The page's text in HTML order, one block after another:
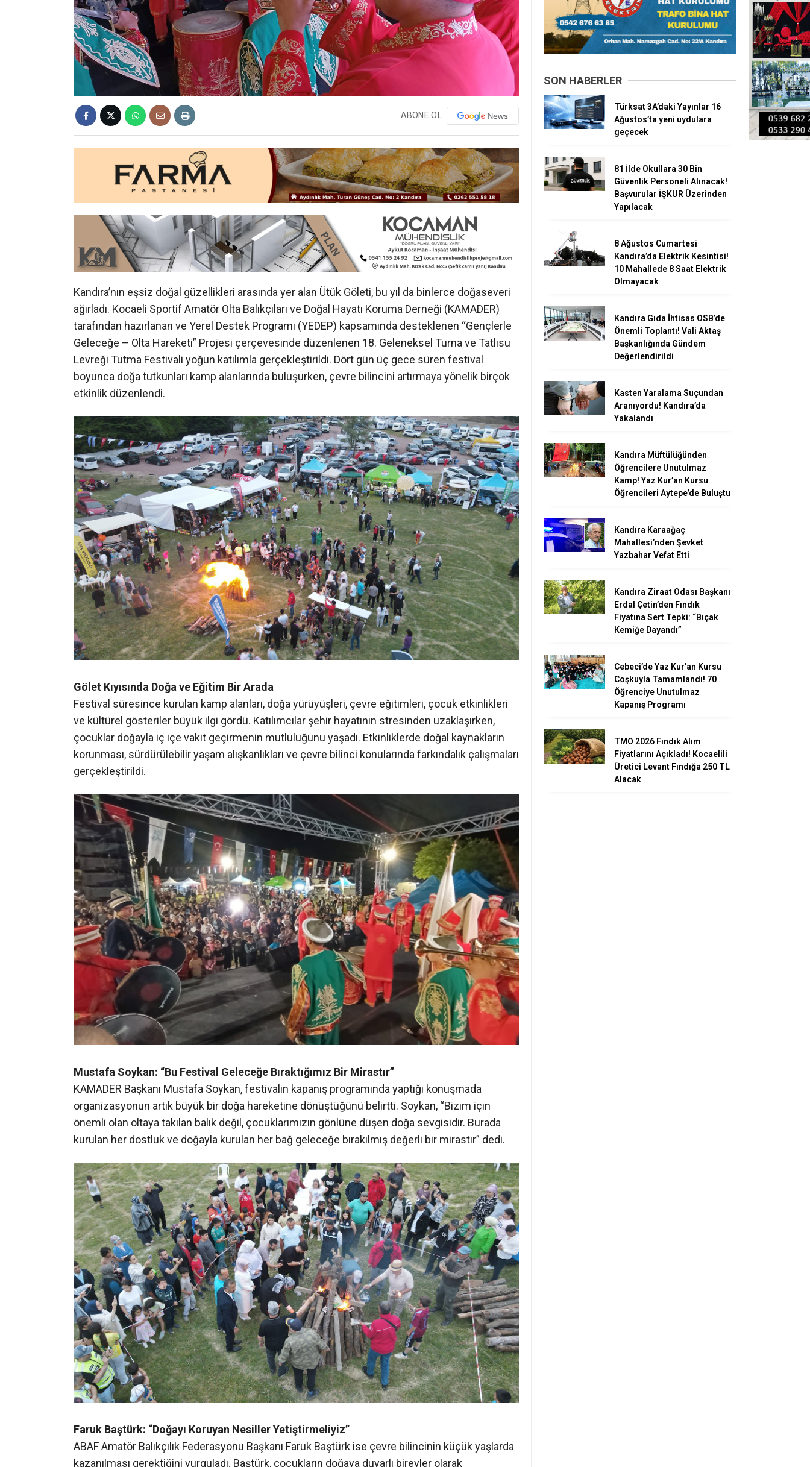
ABONE OL
Kandıra’nın eşsiz doğal güzellikleri arasında yer alan Ütük Göleti, bu yıl da binlerce doğaseveri
ağırladı. Kocaeli Sportif Amatör Olta Balıkçıları ve Doğal Hayatı Koruma Derneği (KAMADER)
tarafından hazırlanan ve Yerel Destek Programı (YEDEP) kapsamında desteklenen “Gençlerle
Geleceğe – Olta Hareketi” Projesi çerçevesinde düzenlenen 18. Geleneksel Turna ve Tatlısu
Levreği Tutma Festivali yoğun katılımla gerçekleştirildi. Dört gün üç gece süren festival
boyunca doğa tutkunları kamp alanlarında buluşurken, çevre bilincini artırmaya yönelik birçok
etkinlik düzenlendi.
Gölet Kıyısında Doğa ve Eğitim Bir Arada
Festival süresince kurulan kamp alanları, doğa yürüyüşleri, çevre eğitimleri, çocuk etkinlikleri
ve kültürel gösteriler büyük ilgi gördü. Katılımcılar şehir hayatının stresinden uzaklaşırken,
çocuklar doğayla iç içe vakit geçirmenin mutluluğunu yaşadı. Etkinliklerde doğal kaynakların
korunması, sürdürülebilir yaşam alışkanlıkları ve çevre bilinci konularında farkındalık çalışmaları
gerçekleştirildi.
Mustafa Soykan: “Bu Festival Geleceğe Bıraktığımız Bir Mirastır”
KAMADER Başkanı Mustafa Soykan, festivalin kapanış programında yaptığı konuşmada
organizasyonun artık büyük bir doğa hareketine dönüştüğünü belirtti. Soykan, “Bizim için
önemli olan oltaya takılan balık değil, çocuklarımızın gönlüne düşen doğa sevgisidir. Burada
kurulan her dostluk ve doğayla kurulan her bağ geleceğe bırakılmış değerli bir mirastır” dedi.
Faruk Baştürk: “Doğayı Koruyan Nesiller Yetiştirmeliyiz”
ABAF Amatör Balıkçılık Federasyonu Başkanı Faruk Baştürk ise çevre bilincinin küçük yaşlarda
kazanılması gerektiğini vurguladı. Baştürk, çocukların doğaya duyarlı bireyler olarak
SON HABERLER
Türksat 3A’daki Yayınlar 16
Ağustos’ta yeni uydulara
geçecek
81 İlde Okullara 30 Bin
Güvenlik Personeli Alınacak!
Başvurular İŞKUR Üzerinden
Yapılacak
8 Ağustos Cumartesi
Kandıra’da Elektrik Kesintisi!
10 Mahallede 8 Saat Elektrik
Olmayacak
Kandıra Gıda İhtisas OSB’de
Önemli Toplantı! Vali Aktaş
Başkanlığında Gündem
Değerlendirildi
Kasten Yaralama Suçundan
Aranıyordu! Kandıra’da
Yakalandı
Kandıra Müftülüğünden
Öğrencilere Unutulmaz
Kamp! Yaz Kur’an Kursu
Öğrencileri Aytepe’de Buluştu
Kandıra Karaağaç
Mahallesi’nden Şevket
Yazbahar Vefat Etti
Kandıra Ziraat Odası Başkanı
Erdal Çetin’den Fındık
Fiyatına Sert Tepki: “Bıçak
Kemiğe Dayandı”
Cebeci’de Yaz Kur’an Kursu
Coşkuyla Tamamlandı! 70
Öğrenciye Unutulmaz
Kapanış Programı
TMO 2026 Fındık Alım
Fiyatlarını Açıkladı! Kocaelili
Üretici Levant Fındığa 250 TL
Alacak